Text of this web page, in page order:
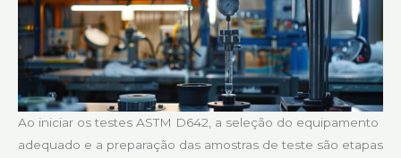
Ao iniciar os testes ASTM D642, a seleção do equipamento
adequado e a preparação das amostras de teste são etapas